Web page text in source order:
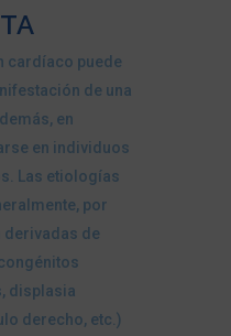
cardíaco puede
de una
en
en individuos
Las etiologías
por
derivadas de
displasia
derecho, etc.)